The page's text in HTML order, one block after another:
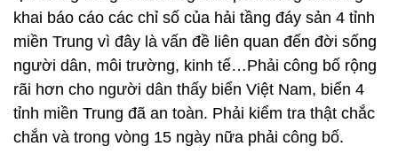
khai báo cáo các chỉ số của hải tầng đáy sản 4 tỉnh
miền Trung vì đây là vấn đề liên quan đến đời sống
người dân, môi trường, kinh tế…Phải công bố rộng
rãi hơn cho người dân thấy biển Việt Nam, biển 4
tỉnh miền Trung đã an toàn. Phải kiểm tra thật chắc
chắn và trong vòng 15 ngày nữa phải công bố.